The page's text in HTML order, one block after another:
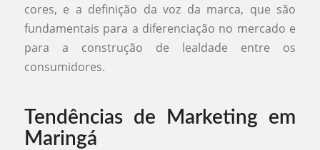
cores, e a definição da voz da marca, que são
fundamentais para a diferenciação no mercado e
para a construção de lealdade entre os
consumidores.
Tendências de Marketing em
Maringá